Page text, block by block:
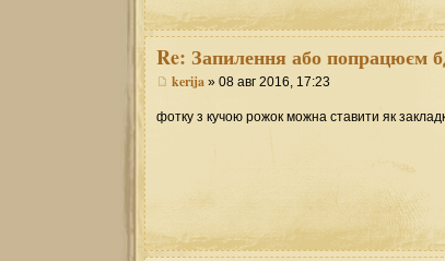
Re: Запилення або попрацюєм
kerija » 08 авг 2016, 17:23
фотку з кучою рожок можна ставити як